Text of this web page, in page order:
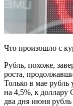
Что произошло с
Рубль, похоже,
роста,
Только в мае
на 4,5%, к
два дня июня